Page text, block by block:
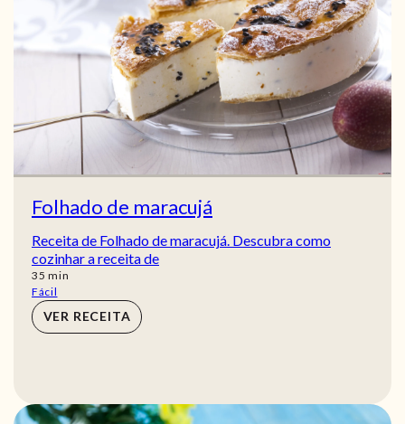
Folhado de maracujá
Receita de Folhado de maracujá. Descubra como
cozinhar a receita de
35 min
min
Fácil
VER RECEITA